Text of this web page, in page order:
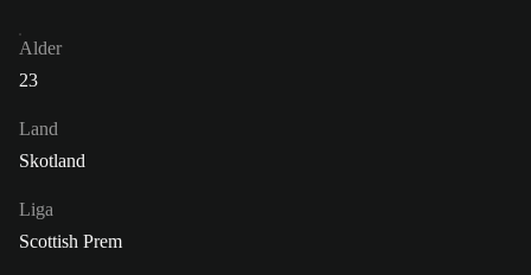
Alder
23
Land
Skotland
Liga
Scottish Prem